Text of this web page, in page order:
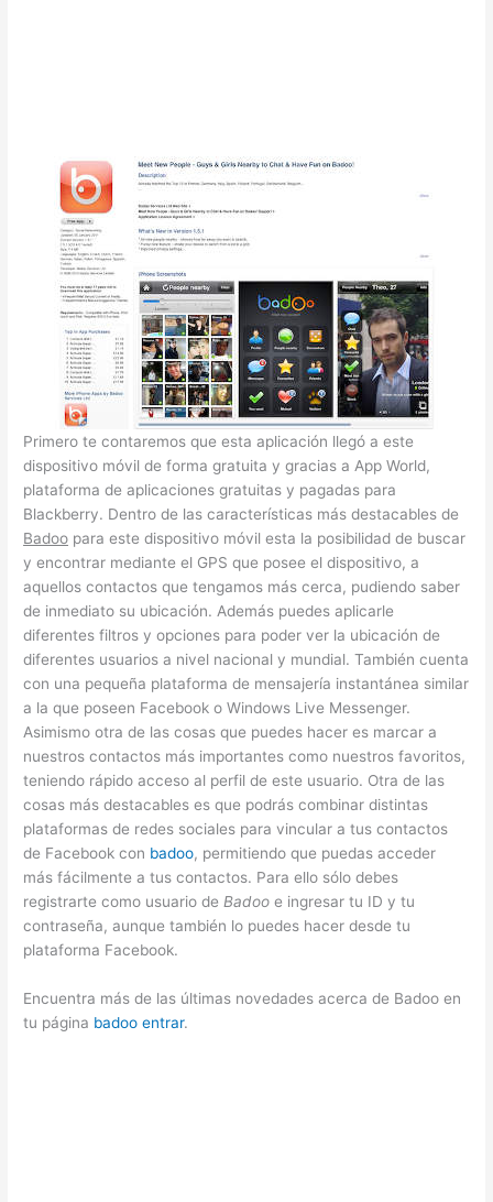
Primero te contaremos que esta aplicación llegó a este
dispositivo móvil de forma gratuita y gracias a App World,
plataforma de aplicaciones gratuitas y pagadas para
Blackberry. Dentro de las características más destacables de
Badoo para este dispositivo móvil esta la posibilidad de buscar
y encontrar mediante el GPS que posee el dispositivo, a
aquellos contactos que tengamos más cerca, pudiendo saber
de inmediato su ubicación. Además puedes aplicarle
diferentes filtros y opciones para poder ver la ubicación de
diferentes usuarios a nivel nacional y mundial. También cuenta
con una pequeña plataforma de mensajería instantánea similar
a la que poseen Facebook o Windows Live Messenger.
Asimismo otra de las cosas que puedes hacer es marcar a
nuestros contactos más importantes como nuestros favoritos,
teniendo rápido acceso al perfil de este usuario. Otra de las
cosas más destacables es que podrás combinar distintas
plataformas de redes sociales para vincular a tus contactos
de Facebook con badoo, permitiendo que puedas acceder
más fácilmente a tus contactos. Para ello sólo debes
registrarte como usuario deBadoo e ingresar tu ID y tu
contraseña, aunque también lo puedes hacer desde tu
plataforma Facebook.
Encuentra más de las últimas novedades acerca de Badoo en
tu página badoo entrar.